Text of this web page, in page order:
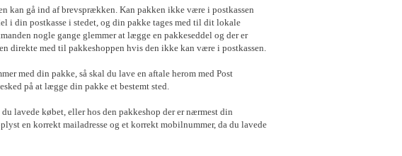
kan gå ind af brevsprækken. Kan pakken ikke være i postkassen
i din postkasse i stedet, og din pakke tages med til dit lokale
nogle gange glemmer at lægge en pakkeseddel og der er
direkte med til pakkeshoppen hvis den ikke kan være i postkassen.
med din pakke, så skal du lave en aftale herom med Post
på at lægge din pakke et bestemt sted.
lavede købet, eller hos den pakkeshop der er nærmest din
en korrekt mailadresse og et korrekt mobilnummer, da du lavede